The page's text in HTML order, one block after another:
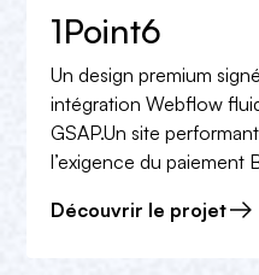
1Point6
Un design premium
intégration Webflow
GSAP.Un site
l’exigence du paiement
Découvrir le projet